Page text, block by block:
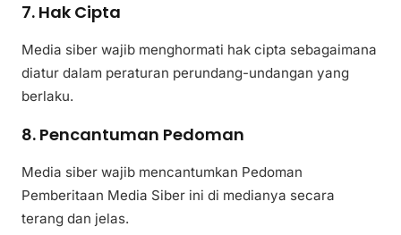
7. Hak Cipta
Media siber wajib menghormati hak cipta sebagaimana
diatur dalam peraturan perundang-undangan yang
berlaku.
8. Pencantuman Pedoman
Media siber wajib mencantumkan Pedoman
Pemberitaan Media Siber ini di medianya secara
terang dan jelas.